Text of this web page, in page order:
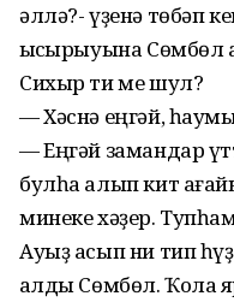
әллә?- үҙенә төбәп
ҡысҡырыуына
Сихыр ти ме шул?
— Хәснә еңгәй,
— Еңгәй замандар
булһа алып кит
минеке хәҙер.
Ауыҙ асып ни тип
ҡалды Сөмбөл. Ҡолаҡ